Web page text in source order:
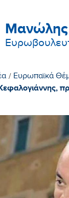
Μανώλης
/ Ευρωπαϊκά